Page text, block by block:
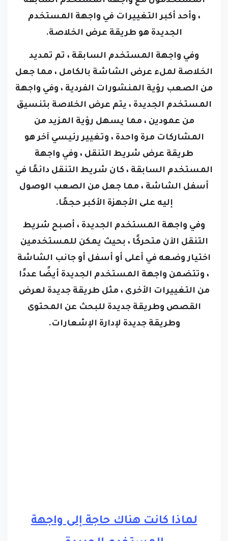
، وأحد أكبر التغييرات في واجهة المستخدم
الجديدة هو طريقة عرض الخلاصة.
وفي واجهة المستخدم السابقة ، تم تمديد
الخلاصة لملء عرض الشاشة بالكامل ، مما جعل
من الصعب رؤية المنشورات الفردية ، وفي واجهة
المستخدم الجديدة ، يتم عرض الخلاصة بتنسيق
من عمودين ، مما يسهل رؤية المزيد من
المشاركات مرة واحدة ، وتغيير رئيسي آخر هو
طريقة عرض شريط التنقل ، وفي واجهة
المستخدم السابقة ، كان شريط التنقل دائمًا في
أسفل الشاشة ، مما جعل من الصعب الوصول
إليه على الأجهزة الأكبر حجمًا.
وفي واجهة المستخدم الجديدة ، أصبح شريط
التنقل الآن متحركًا ، بحيث يمكن للمستخدمين
اختيار وضعه في أعلى أو أسفل أو جانب الشاشة
، وتتضمن واجهة المستخدم الجديدة أيضًا عددًا
من التغييرات الأخرى ، مثل طريقة جديدة لعرض
القصص وطريقة جديدة للبحث عن المحتوى
وطريقة جديدة لإدارة الإشعارات.
لماذا كانت هناك حاجة إلى واجهة